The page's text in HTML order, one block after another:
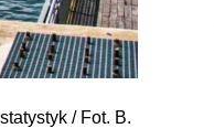
/ Fot. B.